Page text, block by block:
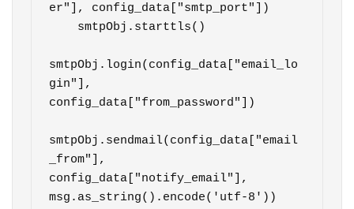
er"], config_data["smtp_port"])
smtpObj.login(config_data["email_lo
gin"],
config_data["from_password"])
smtpObj.sendmail(config_data["email
_from"],
config_data["notify_email"],
msg.as_string().encode('utf-8'))